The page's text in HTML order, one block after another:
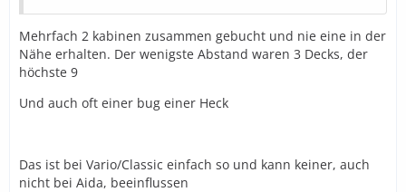
Mehrfach 2 kabinen zusammen gebucht und nie eine in der
Nähe erhalten. Der wenigste Abstand waren 3 Decks, der
höchste 9
Und auch oft einer bug einer Heck
Das ist bei Vario/Classic einfach so und kann keiner, auch
nicht bei Aida, beeinflussen